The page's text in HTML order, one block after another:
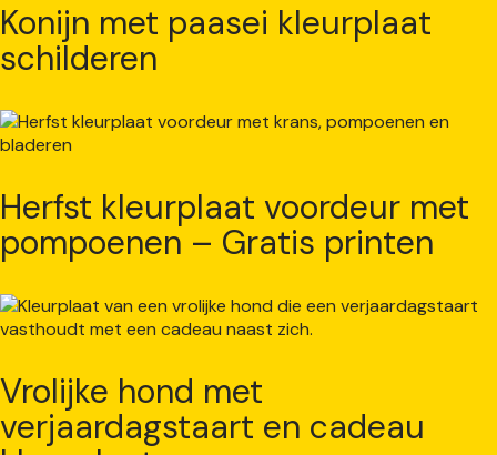
Konijn met paasei kleurplaat
schilderen
Herfst kleurplaat voordeur met
pompoenen – Gratis printen
Vrolijke hond met
verjaardagstaart en cadeau